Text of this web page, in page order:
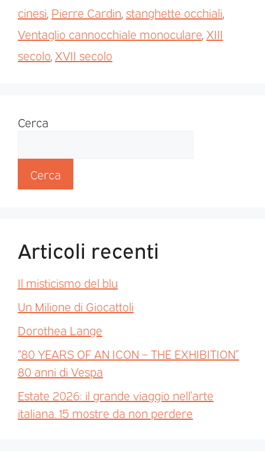
cinesi, Pierre Cardin,stanghette occhiali,
Ventaglio cannocchiale monoculare, XIII
secolo, XVII secolo
Cerca
Cerca
Articoli recenti
Il misticismo del blu
Un Milione di Giocattoli
Dorothea Lange
“80 YEARS OF AN ICON – THE EXHIBITION”
80 anni di Vespa
Estate 2026: il grande viaggio nell’arte
italiana. 15 mostre da non perdere